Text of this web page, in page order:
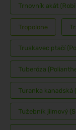
Trnovník akát
Tropolone
Truskavec ptačí
Tuberóza
Turanka kanadská
Tužebník jilmový